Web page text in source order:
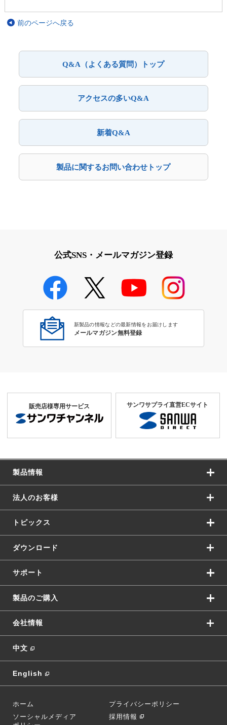
前のページへ戻る
Q&A（よくある質問）トップ
アクセスの多いQ&A
新着Q&A
製品に関するお問い合わせトップ
公式SNS・メールマガジン登録
新製品の情報などの最新情報をお届けします
メールマガジン無料登録
販売店様専用サービス サンワサプライ直営ECサイト
製品情報
法人のお客様
トピックス
ダウンロード
サポート
製品のご購入
会社情報
中文
English
ホーム
プライバシーポリシー
ソーシャルメディア
採用情報